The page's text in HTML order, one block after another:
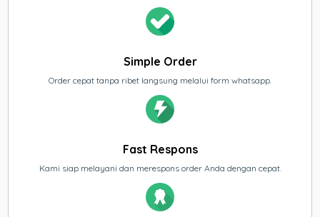
Simple Order
Order cepat tanpa ribet langsung melalui form whatsapp.
Fast Respons
Kami siap melayani dan merespons order Anda dengan cepat.